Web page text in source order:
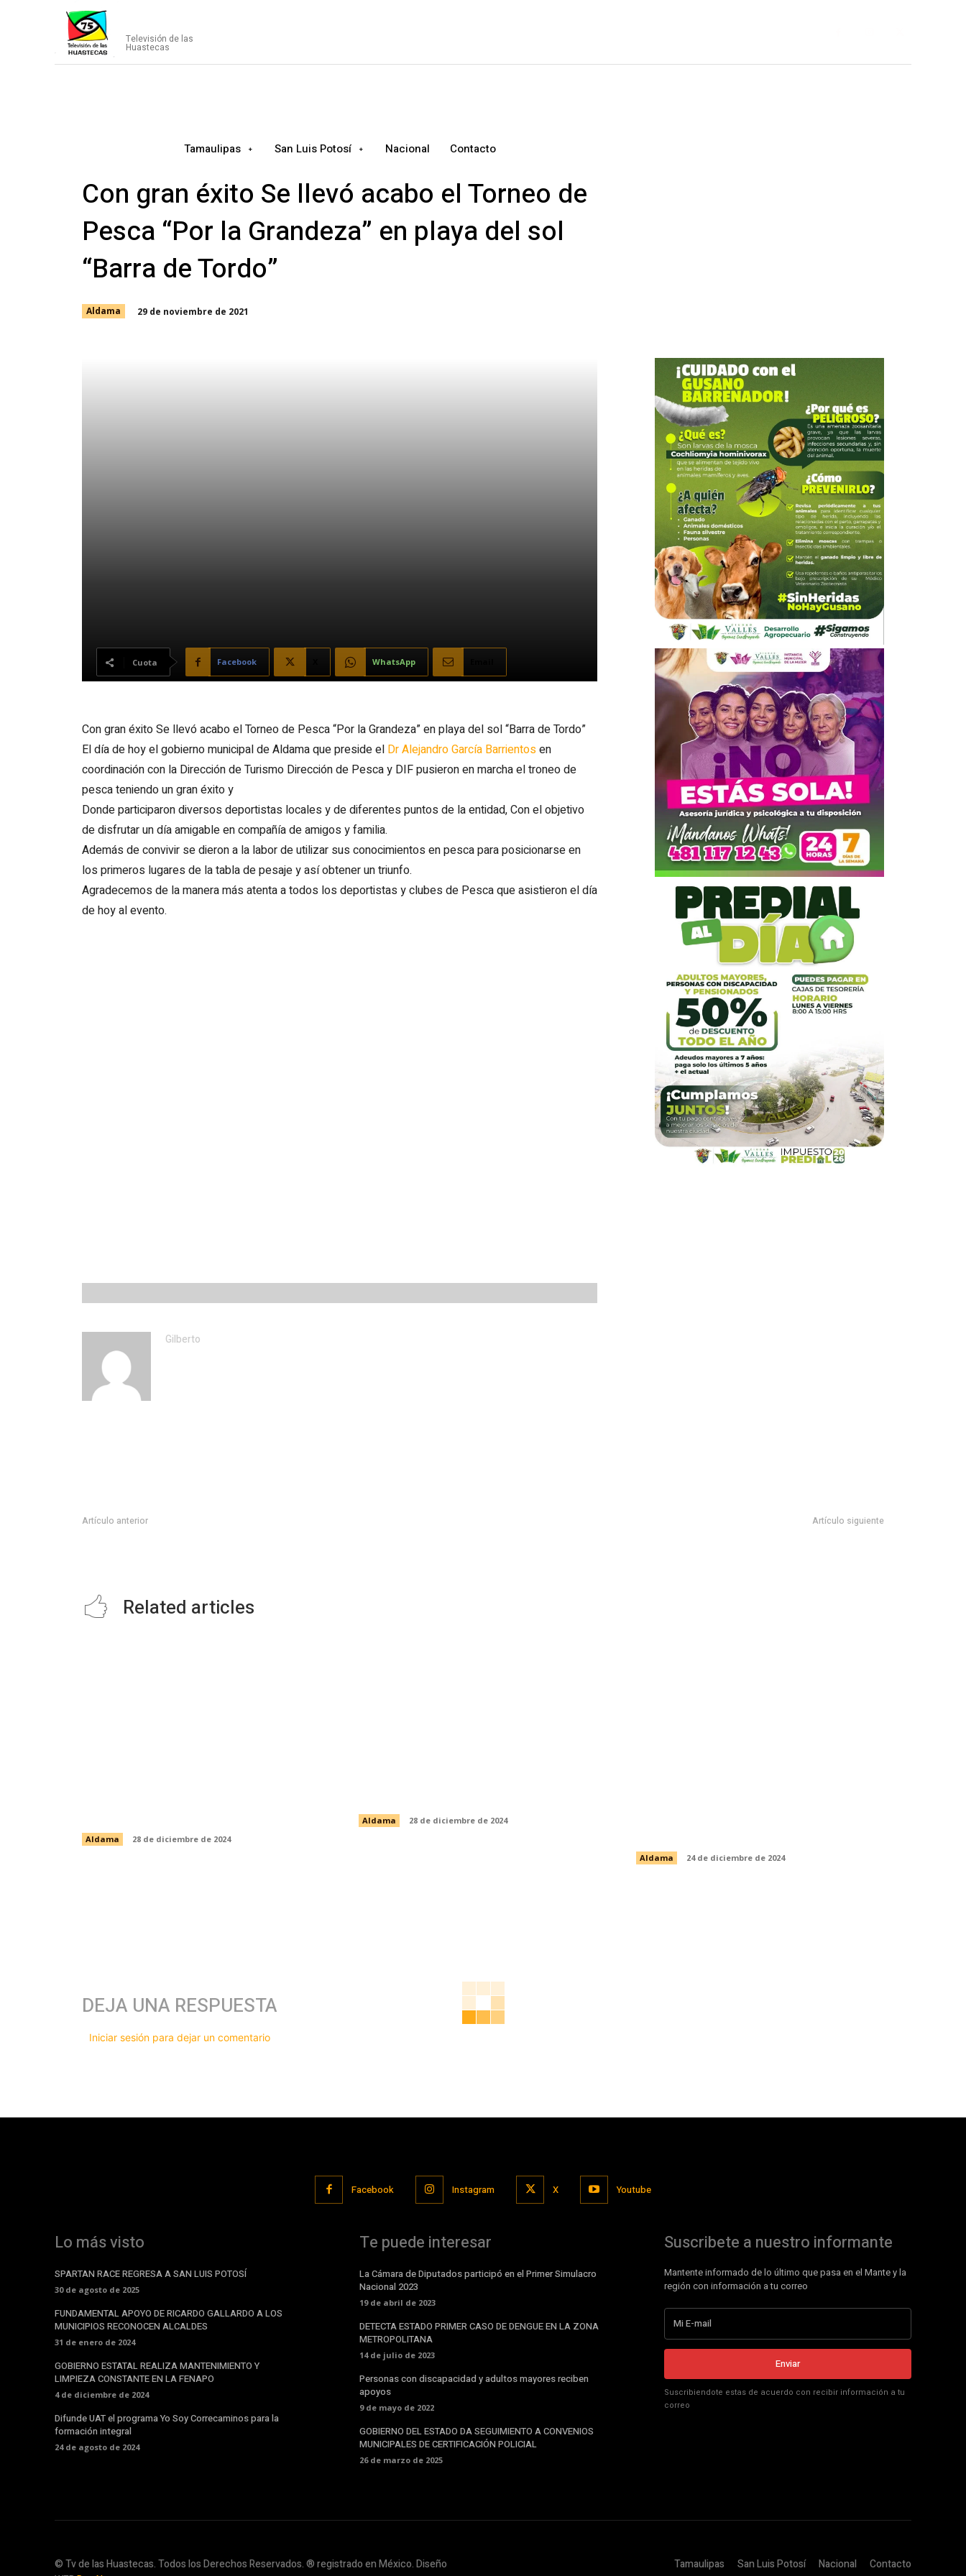
Televisión de las
Huastecas
Tamaulipas San Luis Potosí Nacional Contacto
Con gran éxito Se llevó acabo el Torneo de
Pesca “Por la Grandeza” en playa del sol
“Barra de Tordo”
Aldama 29 de noviembre de 2021
Cuota Facebook WhatsApp
Con gran éxito Se llevó acabo el Torneo de Pesca “Por la Grandeza” en playa del sol “Barra de Tordo”
El día de hoy el gobierno municipal de Aldama que preside el Dr Alejandro García Barrientosen
coordinación con la Dirección de Turismo Dirección de Pesca y DIF pusieron en marcha el troneo de
pesca teniendo un gran éxito y
Donde participaron diversos deportistas locales y de diferentes puntos de la entidad, Con el objetivo
de disfrutar un día amigable en compañía de amigos y familia.
Además de convivir se dieron a la labor de utilizar sus conocimientos en pesca para posicionarse en
los primeros lugares de la tabla de pesaje y así obtener un triunfo.
Agradecemos de la manera más atenta a todos los deportistas y clubes de Pesca que asistieron el día
de hoy al evento.
Gilberto
Artículo anterior Artículo siguiente
Related articles
Aldama 28 de diciembre de 2024
Aldama 28 de diciembre de 2024
Aldama 24 de diciembre de 2024
DEJA UNA RESPUESTA
Iniciar sesión para dejar un comentario
Facebook Instagram X Youtube
Lo más visto
SPARTAN RACE REGRESA A SAN LUIS POTOSÍ
30 de agosto de 2025
FUNDAMENTAL APOYO DE RICARDO GALLARDO A LOS
MUNICIPIOS RECONOCEN ALCALDES
31 de enero de 2024
GOBIERNO ESTATAL REALIZA MANTENIMIENTO Y
LIMPIEZA CONSTANTE EN LA FENAPO
4 de diciembre de 2024
Difunde UAT el programa Yo Soy Correcaminos para la
formación integral
24 de agosto de 2024
Te puede interesar
La Cámara de Diputados participó en el Primer Simulacro
Nacional 2023
19 de abril de 2023
DETECTA ESTADO PRIMER CASO DE DENGUE EN LA ZONA
METROPOLITANA
14 de julio de 2023
Personas con discapacidad y adultos mayores reciben
apoyos
9 de mayo de 2022
GOBIERNO DEL ESTADO DA SEGUIMIENTO A CONVENIOS
MUNICIPALES DE CERTIFICACIÓN POLICIAL
26 de marzo de 2025
Suscribete a nuestro informante
Mantente informado de lo último que pasa en el Mante y la
región con información a tu correo
Enviar
Suscribiendote estas de acuerdo con recibir información a tu
correo
© Tv de las Huastecas. Todos los Derechos Reservados. ® registrado en México. Diseño
Tamaulipas San Luis Potosí Nacional Contacto